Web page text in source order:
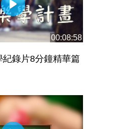
00:08:58
紀錄片8分鐘精華篇